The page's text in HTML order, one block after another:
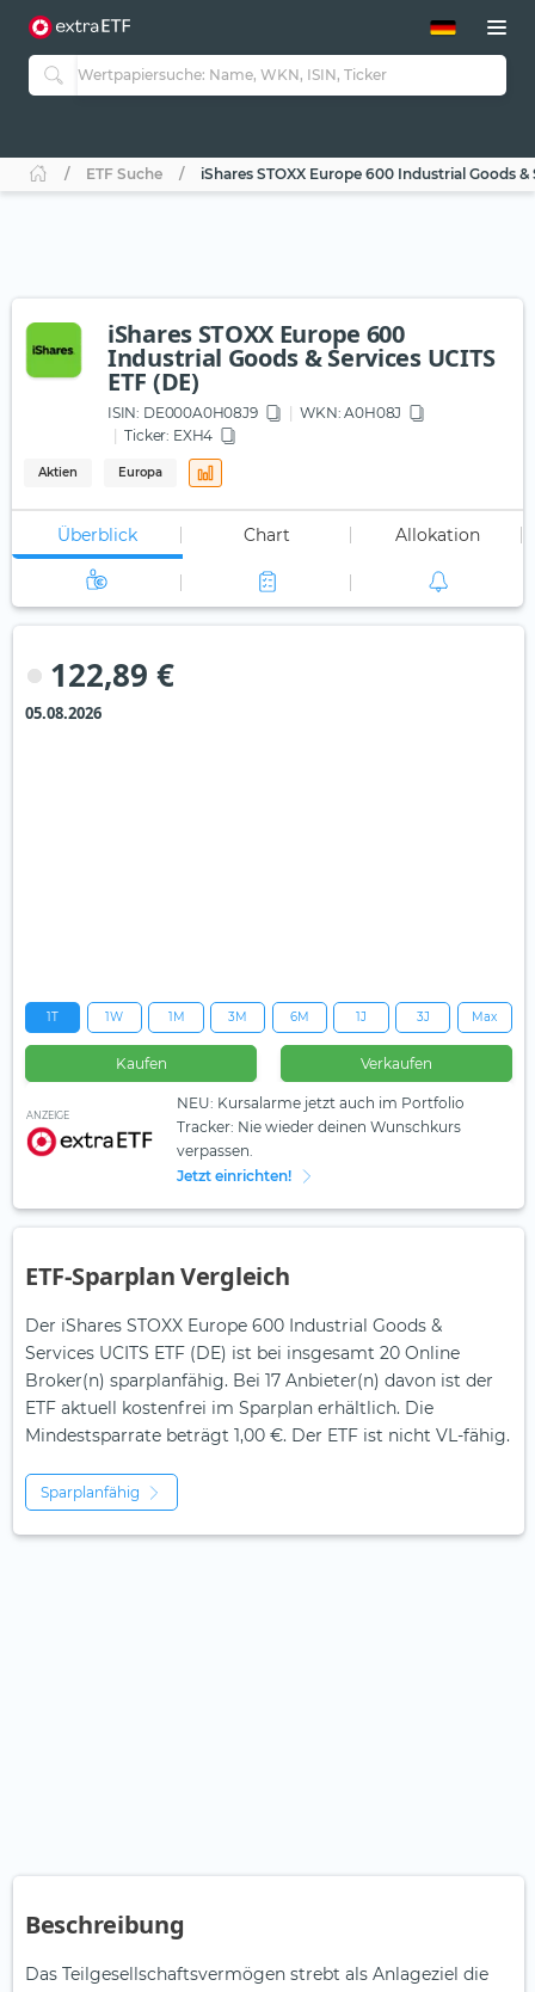
ETF-Guide 2.0
Guide Aktive ETFs
ETF-Sparpläne
ETF Suche iShares STOXX Europe 600 Industrial Goods &
iShares STOXX Europe 600
Industrial Goods & Services UCITS
ETF (DE)
ISIN: DE000A0H08J9 WKN: A0H08J
Ticker: EXH4
Aktien Europa
Überblick Chart Allokation
122,89 €
05.08.2026
1T 1W 1M 3M 6M 1J 3J Max
Kaufen Verkaufen
ANZEIGE
NEU: Kursalarme jetzt auch im Portfolio
Tracker: Nie wieder deinen Wunschkurs
verpassen.
Jetzt einrichten!
ETF-Sparplan Vergleich
Der iShares STOXX Europe 600 Industrial Goods &
Services UCITS ETF (DE) ist bei insgesamt 20 Online
Broker(n) sparplanfähig. Bei 17 Anbieter(n) davon ist der
ETF aktuell kostenfrei im Sparplan erhältlich. Die
Mindestsparrate beträgt 1,00 €. Der ETF ist nicht VL-fähig.
Sparplanfähig
Beschreibung
Das Teilgesellschaftsvermögen strebt als Anlageziel die